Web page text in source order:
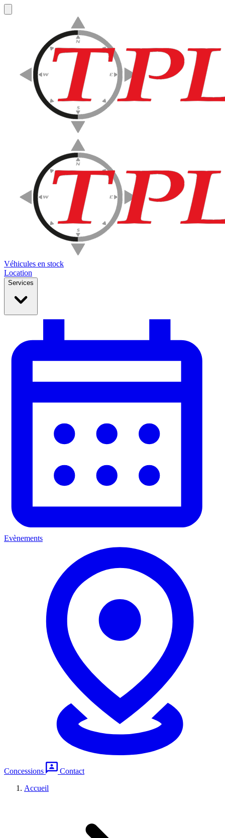
Véhicules en stock
Location
Services
Evènements
Concessions
Contact
Accueil